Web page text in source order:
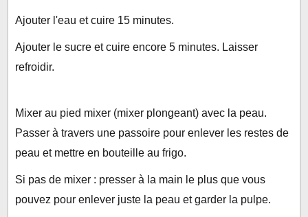
Ajouter l'eau et cuire 15 minutes.
Ajouter le sucre et cuire encore 5 minutes. Laisser
refroidir.
Mixer au pied mixer (mixer plongeant) avec la peau.
Passer à travers une passoire pour enlever les restes de
peau et mettre en bouteille au frigo.
Si pas de mixer : presser à la main le plus que vous
pouvez pour enlever juste la peau et garder la pulpe.